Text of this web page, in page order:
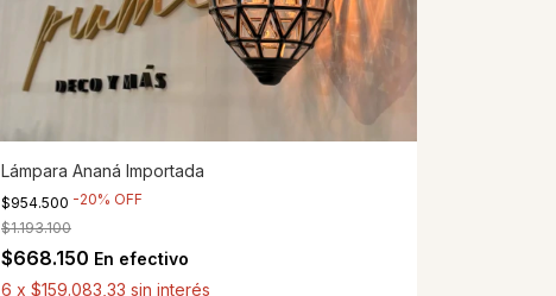
Lámpara Ananá Importada
$954.500 -20% OFF
$1.193.100
$668.150 En efectivo
6 x $159.083,33 sin interés